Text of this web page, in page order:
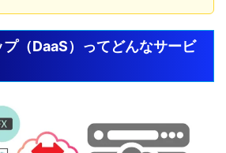
（DaaS）ってどんなサービ